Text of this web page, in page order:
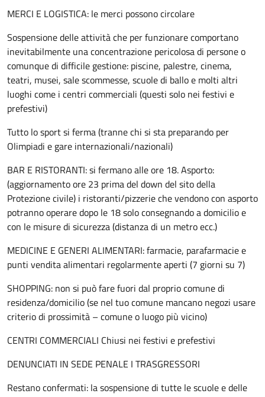
MERCI E LOGISTICA: le merci possono circolare
Sospensione delle attività che per funzionare comportano
inevitabilmente una concentrazione pericolosa di persone o
comunque di difficile gestione: piscine, palestre, cinema,
teatri, musei, sale scommesse, scuole di ballo e molti altri
luoghi come i centri commerciali (questi solo nei festivi e
prefestivi)
Tutto lo sport si ferma (tranne chi si sta preparando per
Olimpiadi e gare internazionali/nazionali)
BAR E RISTORANTI: si fermano alle ore 18. Asporto:
(aggiornamento ore 23 prima del down del sito della
Protezione civile) i ristoranti/pizzerie che vendono con asporto
potranno operare dopo le 18 solo consegnando a domicilio e
con le misure di sicurezza (distanza di un metro ecc.)
MEDICINE E GENERI ALIMENTARI: farmacie, parafarmacie e
punti vendita alimentari regolarmente aperti (7 giorni su 7)
SHOPPING: non si può fare fuori dal proprio comune di
residenza/domicilio (se nel tuo comune mancano negozi usare
criterio di prossimità – comune o luogo più vicino)
CENTRI COMMERCIALI Chiusi nei festivi e prefestivi
DENUNCIATI IN SEDE PENALE I TRASGRESSORI
Restano confermati: la sospensione di tutte le scuole e delle